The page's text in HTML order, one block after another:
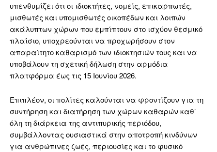
υπενθυμίζει ότι οι ιδιοκτήτες, νομείς, επικαρπωτές,
μισθωτές και υπομισθωτές οικοπέδων και λοιπών
ακάλυπτων χώρων που εμπίπτουν στο ισχύον θεσμικό
πλαίσιο, υποχρεούνται να προχωρήσουν στον
απαραίτητο καθαρισμό των ιδιοκτησιών τους και να
υποβάλουν τη σχετική δήλωση στην αρμόδια
πλατφόρμα έως τις 15 Ιουνίου 2026.
Επιπλέον, οι πολίτες καλούνται να φροντίζουν για τη
συντήρηση και διατήρηση των χώρων καθαρών καθ’
όλη τη διάρκεια της αντιπυρικής περιόδου,
συμβάλλοντας ουσιαστικά στην αποτροπή κινδύνων
για ανθρώπινες ζωές, περιουσίες και το φυσικό